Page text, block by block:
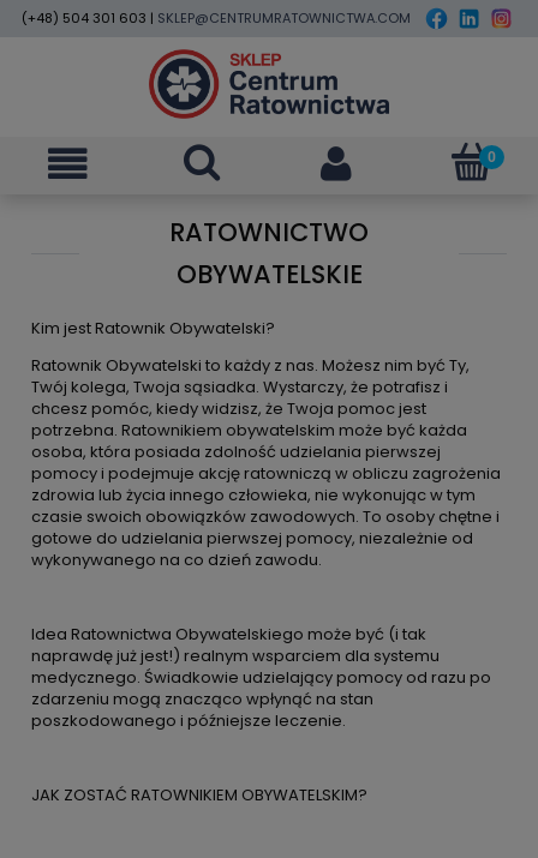
(+48) 504 301 603 | SKLEP@CENTRUMRATOWNICTWA.COM
RATOWNICTWO
OBYWATELSKIE
Kim jest Ratownik Obywatelski?
Ratownik Obywatelski to każdy z nas. Możesz nim być Ty,
Twój kolega, Twoja sąsiadka. Wystarczy, że potrafisz i
chcesz pomóc, kiedy widzisz, że Twoja pomoc jest
potrzebna. Ratownikiem obywatelskim może być każda
osoba, która posiada zdolność udzielania pierwszej
pomocy i podejmuje akcję ratowniczą w obliczu zagrożenia
zdrowia lub życia innego człowieka, nie wykonując w tym
czasie swoich obowiązków zawodowych. To osoby chętne i
gotowe do udzielania pierwszej pomocy, niezależnie od
wykonywanego na co dzień zawodu.
Idea Ratownictwa Obywatelskiego może być (i tak
naprawdę już jest!) realnym wsparciem dla systemu
medycznego. Świadkowie udzielający pomocy od razu po
zdarzeniu mogą znacząco wpłynąć na stan
poszkodowanego i późniejsze leczenie.
JAK ZOSTAĆ RATOWNIKIEM OBYWATELSKIM?